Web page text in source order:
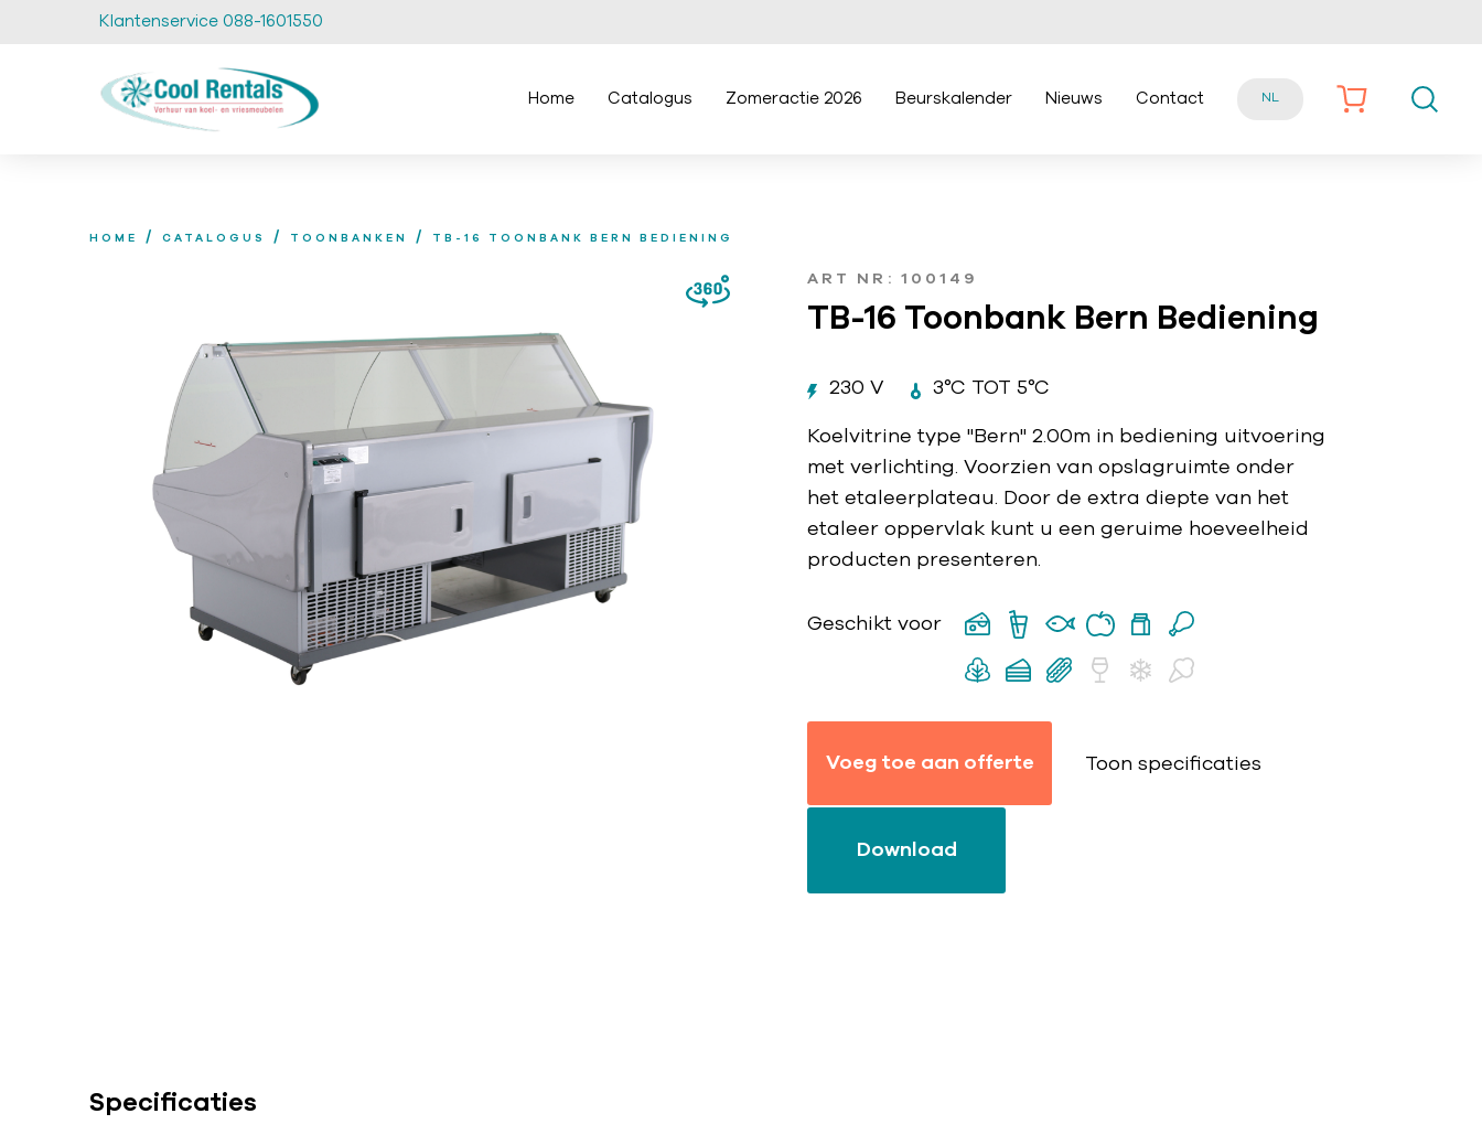
Klantenservice 088-1601550
Home Catalogus Zomeractie 2026 Beurskalender Nieuws Contact NL
HOME / CATALOGUS / TOONBANKEN / TB-16 TOONBANK BERN BEDIENING
ART NR: 100149
TB-16 Toonbank Bern Bediening
230 V 3°C TOT 5°C
Koelvitrine type "Bern" 2.00m in bediening uitvoering
met verlichting. Voorzien van opslagruimte onder
het etaleerplateau. Door de extra diepte van het
etaleer oppervlak kunt u een geruime hoeveelheid
producten presenteren.
Geschikt voor
Voeg toe aan offerte Toon specificaties
Download
Specificaties